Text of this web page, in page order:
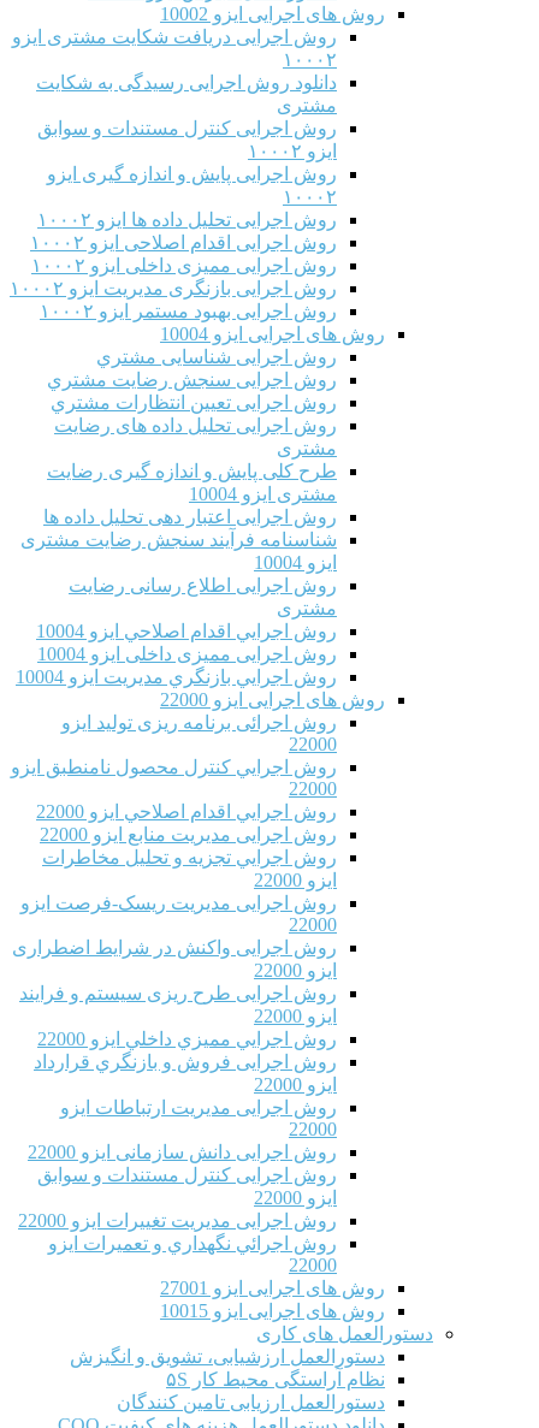
روش های اجرایی ایزو 10002
روش اجرایی دریافت شکایت مشتری ایزو
۱۰۰۰۲
دانلود روش اجرایی رسیدگی به شکایت
مشتری
روش اجرایی کنترل مستندات و سوابق
ایزو ۱۰۰۰۲
روش اجرایی پایش و اندازه گیری ایزو
۱۰۰۰۲
روش اجرایی تحلیل داده ها ایزو ۱۰۰۰۲
روش اجرایی اقدام اصلاحی ایزو ۱۰۰۰۲
روش اجرایی ممیزی داخلی ایزو ۱۰۰۰۲
روش اجرایی بازنگری مدیریت ایزو ۱۰۰۰۲
روش اجرایی بهبود مستمر ایزو ۱۰۰۰۲
روش های اجرایی ایزو 10004
روش اجرایی شناسایی مشتري
روش اجرایی سنجش رضایت مشتري
روش اجرایی تعیین انتظارات مشتري
روش اجرایی تحلیل داده های رضایت
مشتری
طرح کلی پایش و اندازه گیری رضایت
مشتری ایزو 10004
روش اجرایی اعتبار دهی تحلیل داده ها
شناسنامه فرآیند سنجش رضایت مشتری
ایزو 10004
روش اجرایی اطلاع رسانی رضایت
مشتری
روش اجرايي اقدام اصلاحي ایزو 10004
روش اجرایی ممیزی داخلی ایزو 10004
روش اجرايي بازنگري مديريت ایزو 10004
روش های اجرایی ایزو 22000
روش اجرائی برنامه ريزی توليد ایزو
22000
روش اجرايي كنترل محصول نامنطبق ایزو
22000
روش اجرايي اقدام اصلاحي ایزو 22000
روش اجرایی مدیریت منابع ایزو 22000
روش اجرايي تجزیه و تحلیل مخاطرات
ایزو 22000
روش اجرایی مدیریت ریسک-فرصت ایزو
22000
روش اجرایی واکنش در شرایط اضطراری
ایزو 22000
روش اجرایی طرح ریزی سیستم و فرایند
ایزو 22000
روش اجرايي مميزي داخلي ایزو 22000
روش اجرایی فروش و بازنگري قرارداد
ایزو 22000
روش اجرایی مدیریت ارتباطات ایزو
22000
روش اجرایی دانش سازمانی ایزو 22000
روش اجرایی کنترل مستندات و سوابق
ایزو 22000
روش اجرایی مدیریت تغییرات ایزو 22000
روش اجرائي نگهداري و تعميرات ایزو
22000
روش های اجرایی ایزو 27001
روش های اجرایی ایزو 10015
دستورالعمل های کاری
دستورالعمل ارزشیابی، تشویق و انگیزش
نظام آراستگی محیط کار ۵S
دستورالعمل ارزیابی تامین کنندگان